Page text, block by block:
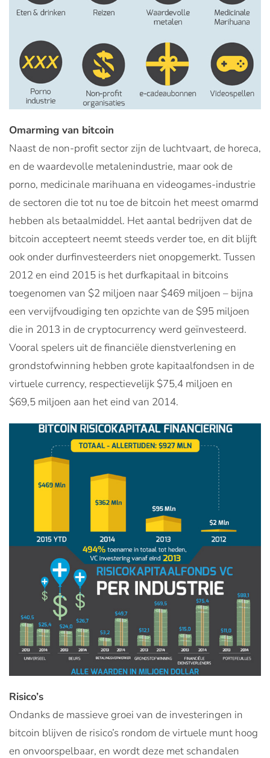
Omarming van bitcoin
Naast de non-profit sector zijn de luchtvaart, de horeca,
en de waardevolle metalenindustrie, maar ook de
porno, medicinale marihuana en videogames-industrie
de sectoren die tot nu toe de bitcoin het meest omarmd
hebben als betaalmiddel. Het aantal bedrijven dat de
bitcoin accepteert neemt steeds verder toe, en dit blijft
ook onder durfinvesteerders niet onopgemerkt. Tussen
2012 en eind 2015 is het durfkapitaal in bitcoins
toegenomen van $2 miljoen naar $469 miljoen – bijna
een vervijfvoudiging ten opzichte van de $95 miljoen
die in 2013 in de cryptocurrency werd geïnvesteerd.
Vooral spelers uit de financiële dienstverlening en
grondstofwinning hebben grote kapitaalfondsen in de
virtuele currency, respectievelijk $75,4 miljoen en
$69,5 miljoen aan het eind van 2014.
Risico’s
Ondanks de massieve groei van de investeringen in
bitcoin blijven de risico’s rondom de virtuele munt hoog
en onvoorspelbaar, en wordt deze met schandalen